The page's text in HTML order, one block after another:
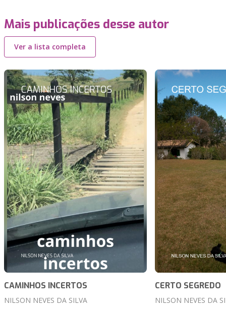
Mais publicações desse autor
Ver a lista completa
CAMINHOS INCERTOS
NILSON NEVES DA SILVA
CERTO SEGREDO
NILSON NEVES DA